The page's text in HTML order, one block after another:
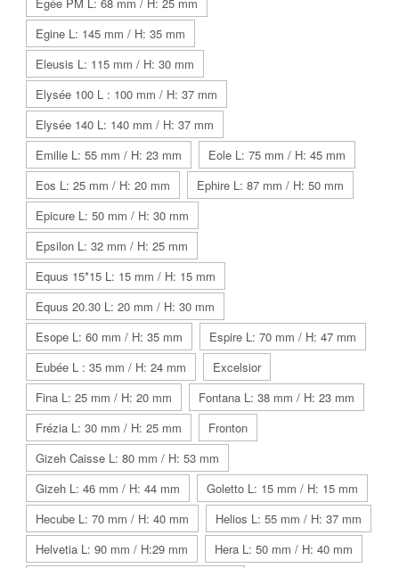
Egine L: 145 mm / H: 35 mm
Eleusis L: 115 mm / H: 30 mm
Elysée 100 L : 100 mm / H: 37 mm
Elysée 140 L: 140 mm / H: 37 mm
Emilie L: 55 mm / H: 23 mm
Eole L: 75 mm / H: 45 mm
Eos L: 25 mm / H: 20 mm
Ephire L: 87 mm / H: 50 mm
Epicure L: 50 mm / H: 30 mm
Epsilon L: 32 mm / H: 25 mm
Equus 15*15 L: 15 mm / H: 15 mm
Equus 20.30 L: 20 mm / H: 30 mm
Esope L: 60 mm / H: 35 mm
Espire L: 70 mm / H: 47 mm
Eubée L : 35 mm / H: 24 mm
Excelsior
Fina L: 25 mm / H: 20 mm
Fontana L: 38 mm / H: 23 mm
Frézia L: 30 mm / H: 25 mm
Fronton
Gizeh Caisse L: 80 mm / H: 53 mm
Gizeh L: 46 mm / H: 44 mm
Goletto L: 15 mm / H: 15 mm
Hecube L: 70 mm / H: 40 mm
Helios L: 55 mm / H: 37 mm
Helvetia L: 90 mm / H:29 mm
Hera L: 50 mm / H: 40 mm